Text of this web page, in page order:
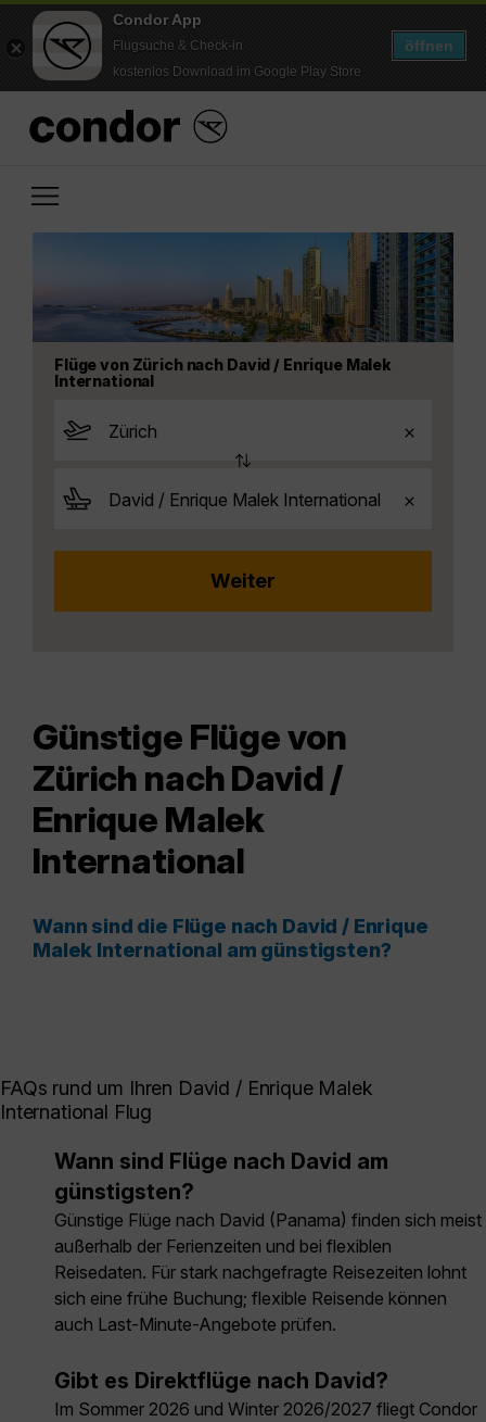
Condor App
Flugsuche & Check-in
kostenlos Download im Google Play Store
öffnen
Flüge von Zürich nach David / Enrique Malek
International
Günstige Flüge von
Zürich nach David /
Enrique Malek
International
Wann sind die Flüge nach David / Enrique
Malek International am günstigsten?
FAQs rund um Ihren David / Enrique Malek
International Flug
Wann sind Flüge nach David am
günstigsten?
Günstige Flüge nach David (Panama) finden sich meist
außerhalb der Ferienzeiten und bei flexiblen
Reisedaten. Für stark nachgefragte Reisezeiten lohnt
sich eine frühe Buchung; flexible Reisende können
auch Last-Minute-Angebote prüfen.
Gibt es Direktflüge nach David?
Im Sommer 2026 und Winter 2026/2027 fliegt Condor